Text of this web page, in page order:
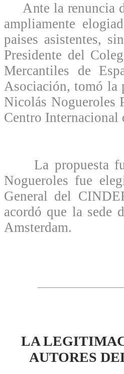
Ante la renuncia
ampliamente
paises asistentes,
Presidente del
Mercantiles de
Asociación, tomó la
Nicolás Nogueroles
Centro Internacional
La propuesta
Nogueroles fue
General del
acordó que la sede
Amsterdam.
LA
AUTORES